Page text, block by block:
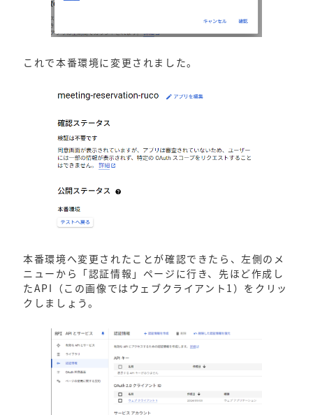
これで本番環境に変更されました。
本番環境へ変更されたことが確認できたら、左側のメ
ニューから「認証情報」ページに行き、先ほど作成し
たAPI（この画像ではウェブクライアント1）をクリッ
クしましょう。